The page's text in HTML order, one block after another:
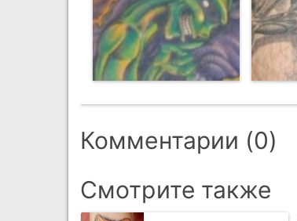
Комментарии (0)
Смотрите также